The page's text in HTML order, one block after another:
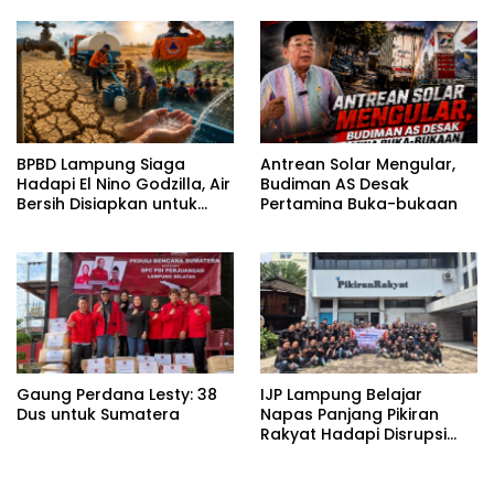
BPBD Lampung Siaga
Hadapi El Nino Godzilla, Air
Bersih Disiapkan untuk
Antrean Solar Mengular,
Budiman AS Desak
Pertamina Buka-bukaan
Gaung Perdana Lesty: 38
Dus untuk Sumatera
IJP Lampung Belajar
Napas Panjang Pikiran
Rakyat Hadapi Disrupsi